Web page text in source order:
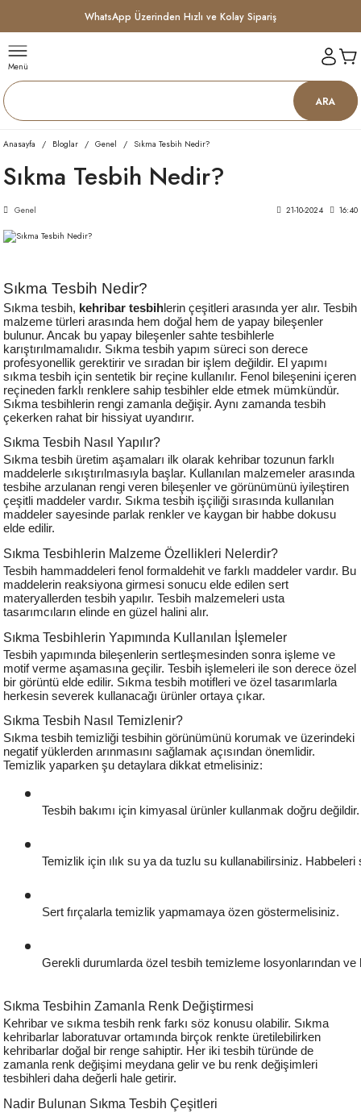
WhatsApp Üzerinden Hızlı ve Kolay Sipariş
Menü
ARA
Anasayfa Bloglar Genel Sıkma Tesbih Nedir?
Sıkma Tesbih Nedir?
Genel 21-10-2024 16:40
Sıkma Tesbih Nedir?
Sıkma tesbih, kehribar tesbihlerin çeşitleri arasında yer alır. Tesbih
malzeme türleri arasında hem doğal hem de yapay bileşenler
bulunur. Ancak bu yapay bileşenler sahte tesbihlerle
karıştırılmamalıdır. Sıkma tesbih yapım süreci son derece
profesyonellik gerektirir ve sıradan bir işlem değildir. El yapımı
sıkma tesbih için sentetik bir reçine kullanılır. Fenol bileşenini içeren
reçineden farklı renklere sahip tesbihler elde etmek mümkündür.
Sıkma tesbihlerin rengi zamanla değişir. Aynı zamanda tesbih
çekerken rahat bir hissiyat uyandırır.
Sıkma Tesbih Nasıl Yapılır?
Sıkma tesbih üretim aşamaları ilk olarak kehribar tozunun farklı
maddelerle sıkıştırılmasıyla başlar. Kullanılan malzemeler arasında
tesbihe arzulanan rengi veren bileşenler ve görünümünü iyileştiren
çeşitli maddeler vardır. Sıkma tesbih işçiliği sırasında kullanılan
maddeler sayesinde parlak renkler ve kaygan bir habbe dokusu
elde edilir.
Sıkma Tesbihlerin Malzeme Özellikleri Nelerdir?
Tesbih hammaddeleri fenol formaldehit ve farklı maddeler vardır. Bu
maddelerin reaksiyona girmesi sonucu elde edilen sert
materyallerden tesbih yapılır. Tesbih malzemeleri usta
tasarımcıların elinde en güzel halini alır.
Sıkma Tesbihlerin Yapımında Kullanılan İşlemeler
Tesbih yapımında bileşenlerin sertleşmesinden sonra işleme ve
motif verme aşamasına geçilir. Tesbih işlemeleri ile son derece özel
bir görüntü elde edilir. Sıkma tesbih motifleri ve özel tasarımlarla
herkesin severek kullanacağı ürünler ortaya çıkar.
Sıkma Tesbih Nasıl Temizlenir?
Sıkma tesbih temizliği tesbihin görünümünü korumak ve üzerindeki
negatif yüklerden arınmasını sağlamak açısından önemlidir.
Temizlik yaparken şu detaylara dikkat etmelisiniz:
Tesbih bakımı için kimyasal ürünler kullanmak doğru
Temizlik için ılık su ya da tuzlu su kullanabilirsiniz.
Sert fırçalarla temizlik yapmamaya özen göstermelisiniz.
Gerekli durumlarda özel tesbih temizleme losyonlarından
Sıkma Tesbihin Zamanla Renk Değiştirmesi
Kehribar ve sıkma tesbih renk farkı söz konusu olabilir. Sıkma
kehribarlar laboratuvar ortamında birçok renkte üretilebilirken
kehribarlar doğal bir renge sahiptir. Her iki tesbih türünde de
zamanla renk değişimi meydana gelir ve bu renk değişimleri
tesbihleri daha değerli hale getirir.
Nadir Bulunan Sıkma Tesbih Çeşitleri